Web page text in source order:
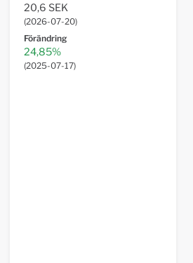
20,6 SEK
(2026-07-20)
Förändring
24,85%
(2025-07-17)